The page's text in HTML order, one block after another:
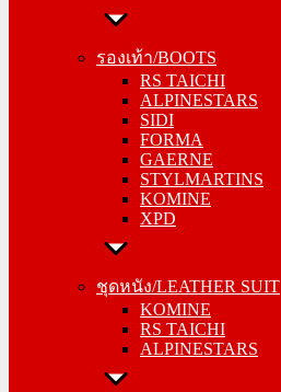
รองเท้า/BOOTS
RS TAICHI
ALPINESTARS
SIDI
FORMA
GAERNE
STYLMARTINS
KOMINE
XPD
ชุดหนัง/LEATHER SUIT
KOMINE
RS TAICHI
ALPINESTARS
รองเท้า/BOOTS
ALPINESTARS
SIDI
FORMA
GAERNE
STYLMARTINS
KOMINE
XPD
ชุดหนัง/LEATHER SUIT
RS TAICHI
ALPINESTARS
การ์ด/PROTECTOR